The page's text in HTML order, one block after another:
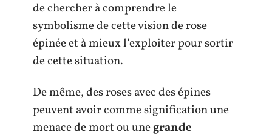
de chercher à comprendre le
symbolisme de cette vision de rose
épinée et à mieux l’exploiter pour sortir
de cette situation.
De même, des roses avec des épines
peuvent avoir comme signification une
menace de mort ou unegrande